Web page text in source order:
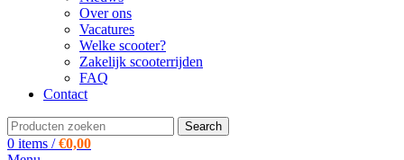
Over ons
Vacatures
Welke scooter?
Zakelijk scooterrijden
FAQ
Contact
Search
0 items / €0,00